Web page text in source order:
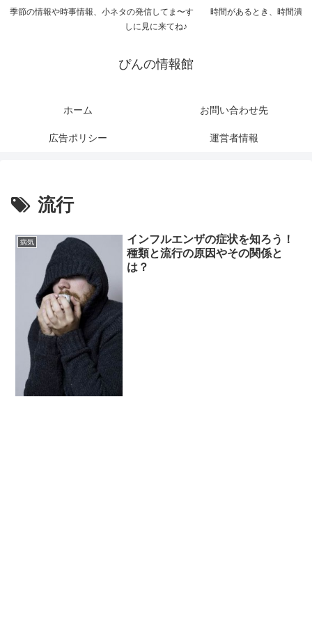
季節の情報や時事情報、小ネタの発信してま〜す 時間があるとき、時間潰
しに見に来てね♪
ぴんの情報館
ホーム お問い合わせ先
広告ポリシー 運営者情報
流行
病気
インフルエンザの症状を知ろう！
種類と流行の原因やその関係と
は？